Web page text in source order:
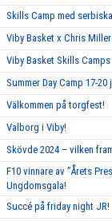
Skills Camp med
Viby Basket x Chris
Viby Basket Skills Camps
Summer Day Camp 17-20
Välkommen på torgfest!
Valborg i Viby!
Skövde 2024 – vilken
F10 vinnare av ”Årets
Ungdomsgala!
Succé på friday night JR!